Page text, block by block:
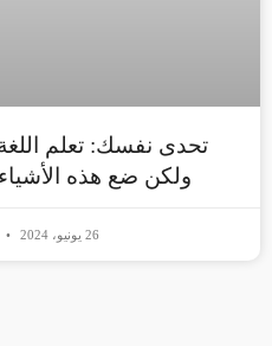
تحدى نفسك: تعلم اللغة
ولكن ضع هذه الأشياء
26 يونيو، 2024